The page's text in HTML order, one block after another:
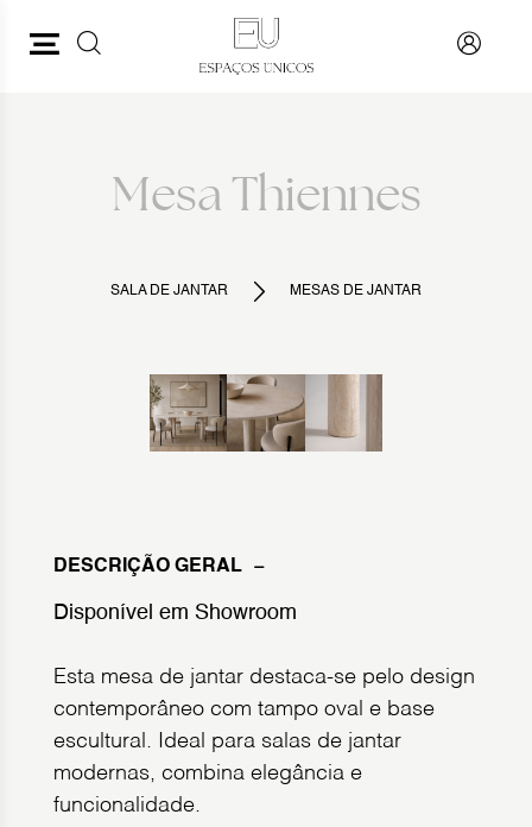
Mesa Thiennes
SALA DE JANTAR MESAS DE JANTAR
DESCRIÇÃO GERAL
Disponível em Showroom
Esta mesa de jantar destaca-se pelo design
contemporâneo com tampo oval e base
escultural. Ideal para salas de jantar
modernas, combina elegância e
funcionalidade.
PESQUISAR